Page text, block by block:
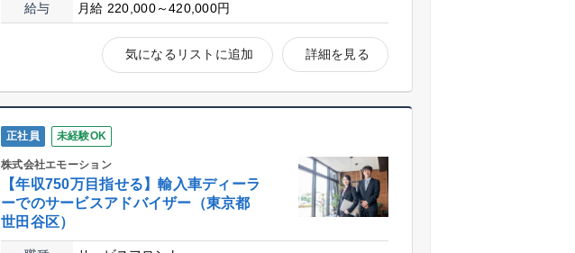
給与
月給 220,000～420,000円
詳細を見る
気になるリストに追加
正社員 未経験OK
株式会社エモーション
【年収750万目指せる】輸入車ディーラ
ーでのサービスアドバイザー（東京都
世田谷区）